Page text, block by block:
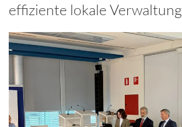
effiziente lokale Verwaltung